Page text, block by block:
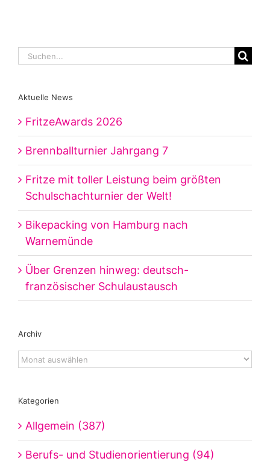
Suche
Aktuelle News
FritzeAwards 2026
Brennballturnier Jahrgang 7
Fritze mit toller Leistung beim größten
Schulschachturnier der Welt!
Bikepacking von Hamburg nach
Warnemünde
Über Grenzen hinweg: deutsch-
französischer Schulaustausch
Archiv
Archiv
Kategorien
Allgemein (387)
Berufs- und Studienorientierung (94)